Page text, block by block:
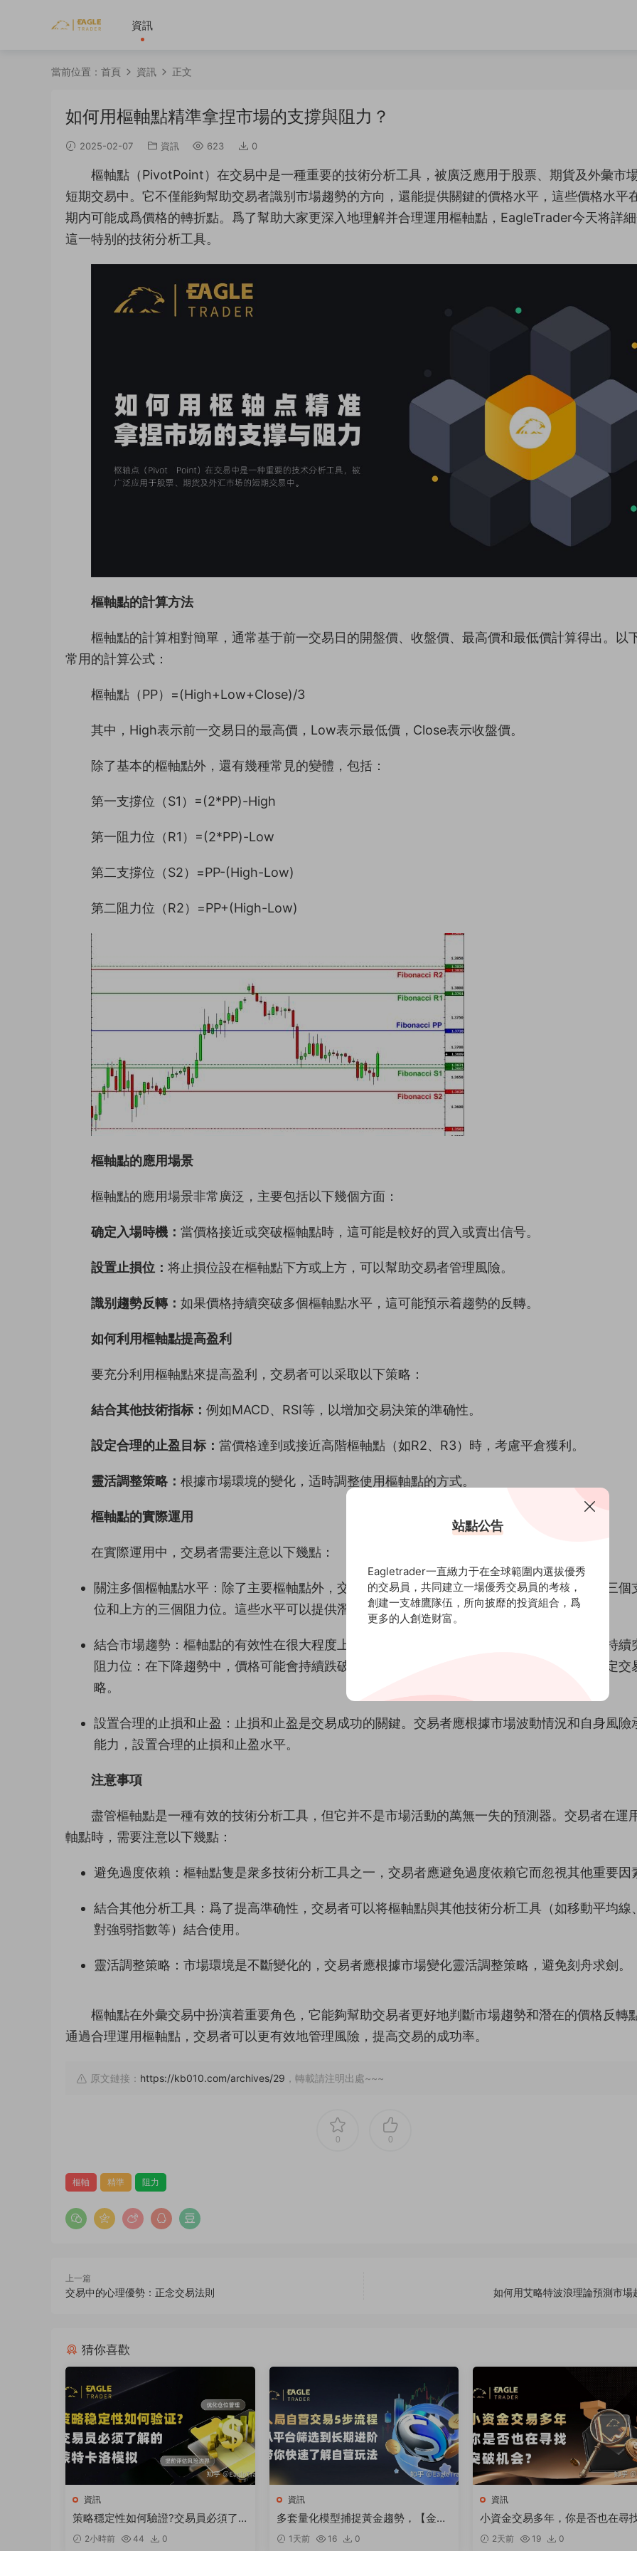
資訊
當前位置： 首頁 資訊 正文
​如何用樞軸點精準拿捏市場的支撐與阻力？
2025-02-07 資訊 623 0
樞軸點（PivotPoint）在交易中是一種重要的技術分析工具，被廣泛應用于股票、期貨及外彙市
短期交易中。它不僅能夠幫助交易者識别市場趨勢的方向，還能提供關鍵的價格水平，這些價格水平
期内可能成爲價格的轉折點。爲了幫助大家更深入地理解并合理運用樞軸點，EagleTrader今天将詳
這一特别的技術分析工具。
樞軸點的計算方法
樞軸點的計算相對簡單，通常基于前一交易日的開盤價、收盤價、最高價和最低價計算得出。以
常用的計算公式：
樞軸點（PP）=(High+Low+Close)/3
其中，High表示前一交易日的最高價，Low表示最低價，Close表示收盤價。
除了基本的樞軸點外，還有幾種常見的變體，包括：
第一支撐位（S1）=(2*PP)-High
第一阻力位（R1）=(2*PP)-Low
第二支撐位（S2）=PP-(High-Low)
第二阻力位（R2）=PP+(High-Low)
樞軸點的應用場景
樞軸點的應用場景非常廣泛，主要包括以下幾個方面：
确定入場時機： 當價格接近或突破樞軸點時，這可能是較好的買入或賣出信号。
設置止損位： 将止損位設在樞軸點下方或上方，可以幫助交易者管理風險。
識别趨勢反轉： 如果價格持續突破多個樞軸點水平，這可能預示着趨勢的反轉。
如何利用樞軸點提高盈利
要充分利用樞軸點來提高盈利，交易者可以采取以下策略：
結合其他技術指标： 例如MACD、RSI等，以增加交易決策的準确性。
設定合理的止盈目标： 當價格達到或接近高階樞軸點（如R2、R3）時，考慮平倉獲利。
靈活調整策略： 根據市場環境的變化，适時調整使用樞軸點的方式。
樞軸點的實際運用
在實際運用中，交易者需要注意以下幾點：
關注多個樞軸點水平：除了主要樞軸點外，交易者還應關注其他相關水平，如樞軸點下方的三個
位和上方的三個阻力位。這些水平可以提供潛在的利潤目标或止損水平。
結合市場趨勢：樞軸點的有效性在很大程度上取決于市場趨勢。在上升趨勢中，價格可能會持續
阻力位：在下降趨勢中，價格可能會持續跌破支撐位。因此，交易者需要結合市場趨勢來制定交
略。
設置合理的止損和止盈：止損和止盈是交易成功的關鍵。交易者應根據市場波動情況和自身風險
能力，設置合理的止損和止盈水平。
注意事項
盡管樞軸點是一種有效的技術分析工具，但它并不是市場活動的萬無一失的預測器。交易者在運
軸點時，需要注意以下幾點：
避免過度依賴：樞軸點隻是衆多技術分析工具之一，交易者應避免過度依賴它而忽視其他重要因
結合其他分析工具：爲了提高準确性，交易者可以将樞軸點與其他技術分析工具（如移動平均線
對強弱指數等）結合使用。
靈活調整策略：市場環境是不斷變化的，交易者應根據市場變化靈活調整策略，避免刻舟求劍。
樞軸點在外彙交易中扮演着重要角色，它能夠幫助交易者更好地判斷市場趨勢和潛在的價格反轉
通過合理運用樞軸點，交易者可以更有效地管理風險，提高交易的成功率。
原文鏈接： https://kb010.com/archives/29 ，轉載請注明出處~~~
0 0
樞軸 精準 阻力
上一篇
交易中的心理優勢：正念交易法則 如何用艾略特波浪理論預測市場
猜你喜歡
資訊
策略穩定性如何驗證?交易員必須了
解的蒙特卡洛模拟
2小時前 44 0
資訊
多套量化模型捕捉黃金趨勢，【金太
狼】何以跻身明星信号源榜單?
1天前 16 0
資訊
小資金交易多年，你是否也在尋
破機會
2天前 19 0
站點公告
Eagletrader一直緻力于在全球範圍内選拔優秀
的交易員，共同建立一場優秀交易員的考核，
創建一支雄鷹隊伍，所向披靡的投資組合，爲
更多的人創造财富。